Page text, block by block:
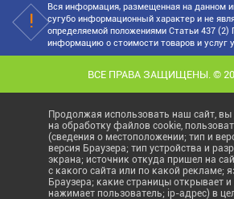
Вся информация, размещенная на данном
сугубо информационный характер и не
определяемой положениями Статьи 437 (2)
информацию о стоимости товаров и услуг
ВСЕ ПРАВА ЗАЩИЩЕНЫ. ©
Продолжая использовать наш сайт, вы
на обработку файлов cookie,
(сведения о местоположении; тип и
версия Браузера; тип устройства и
экрана; источник откуда пришел на
с какого сайта или по какой рекламе;
Браузера; какие страницы открывает
нажимает пользователь; ip-адрес) в